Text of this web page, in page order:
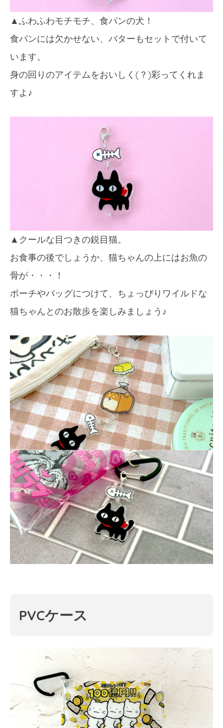
▲ふわふわモチモチ、食パンの犬！
食パンには欠かせない、バターもセットで付いて
います。
身の回りのアイテムをおいしく(？)彩ってくれま
すよ♪
▲クールな目つきの鋭目猫。
お食事の後でしょうか、猫ちゃんの上にはお魚の
骨が・・・！
ポーチやバッグにつけて、ちょっぴりワイルドな
猫ちゃんとのお散歩を楽しみましょう♪
PVCケース